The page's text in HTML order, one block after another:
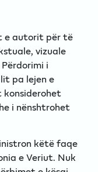
e autorit për të
vizuale
i
pa lejen e
i nënshtrohet
këtë faqe
e Veriut. Nuk